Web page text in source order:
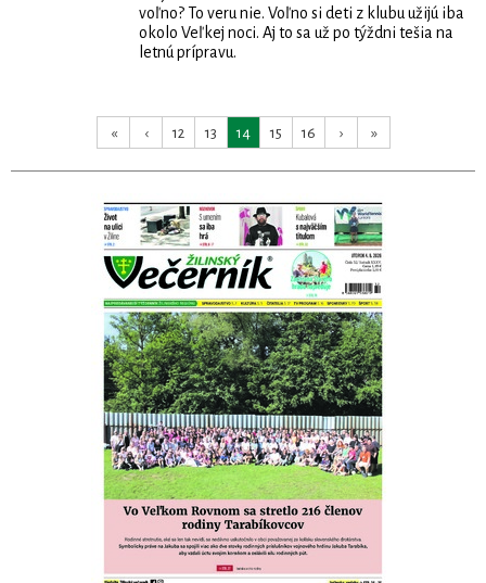
voľno? To veru nie. Voľno si deti z klubu užijú iba
okolo Veľkej noci. Aj to sa už po týždni tešia na
letnú prípravu.
« ‹ 12 13 14 15 16 › »